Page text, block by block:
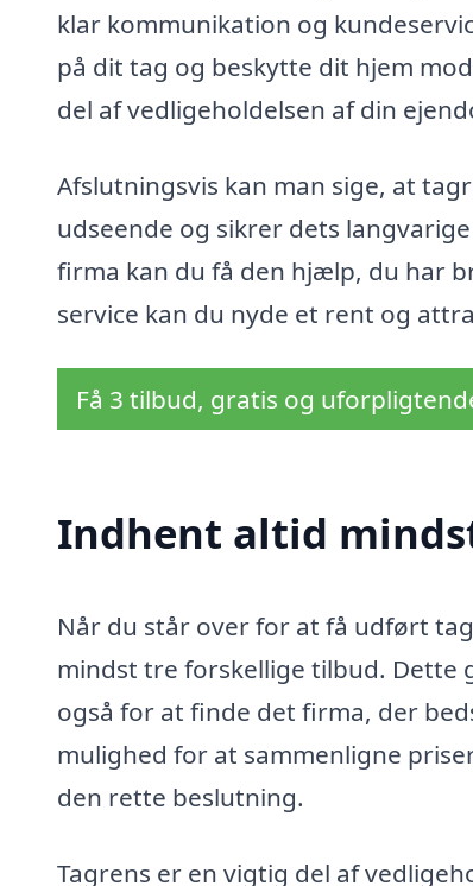
klar kommunikation og
på dit tag og beskytte dit hjem
del af vedligeholdelsen af din
Afslutningsvis kan man sige, at
udseende og sikrer dets
firma kan du få den hjælp, du har
service kan du nyde et rent og
Få 3 tilbud, gratis og
Indhent altid
Når du står over for at få udført
mindst tre forskellige tilbud. Dette
også for at finde det firma, der
mulighed for at sammenligne
den rette beslutning.
Tagrens er en vigtig del af